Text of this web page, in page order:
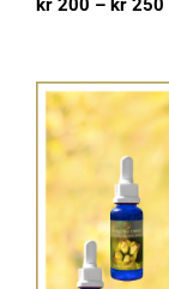
kr 200 – kr 250